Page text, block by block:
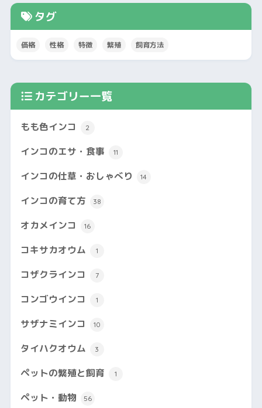
タグ
価格 性格 特徴 繁殖 飼育方法
カテゴリー一覧
もも色インコ 2
インコのエサ・食事 11
インコの仕草・おしゃべり 14
インコの育て方 38
オカメインコ 16
コキサカオウム 1
コザクラインコ 7
コンゴウインコ 1
サザナミインコ 10
タイハクオウム 3
ペットの繁殖と飼育 1
ペット・動物 56